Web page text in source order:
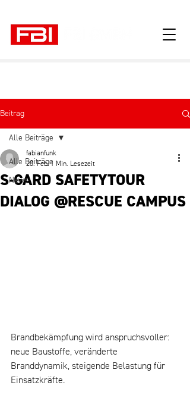
Beitrag
Alle Beiträge
News
Alle Beiträge
S-GARD SAFETYTOUR
DIALOG @RESCUE CAMPUS
fabianfunk
20. Feb.1 Min. Lesezeit
Brandbekämpfung wird anspruchsvoller:
neue Baustoffe, veränderte
Branddynamik, steigende Belastung für
Einsatzkräfte.